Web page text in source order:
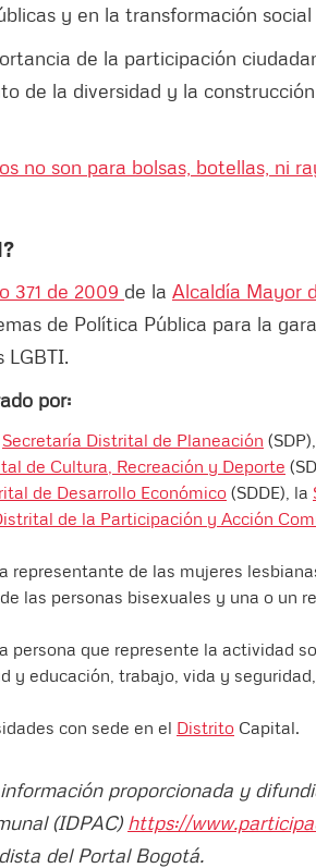
y en la transformación social
de la participación
de la diversidad y la
no son para bolsas, botellas, ni
371 de 2009 de la Alcaldía Mayor
de Política Pública para la
LGBTI.
por:
Secretaría Distrital de Planeación (SDP),
de Cultura, Recreación y Deporte
de Desarrollo Económico (SDDE), la
de la Participación y Acción
representante de las mujeres
las personas bisexuales y una o un
persona que represente la actividad
y educación, trabajo, vida y
con sede en el Distrito Capital.
proporcionada y
(IDPAC) https://
del Portal Bogotá.